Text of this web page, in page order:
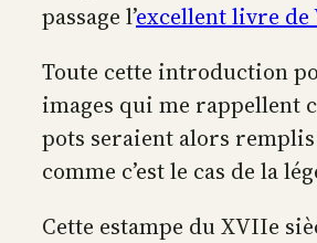
passage l’excellent livre
Toute cette introduction
images qui me rappellent
pots seraient alors
comme c’est le cas de la
Cette estampe du XVIIe